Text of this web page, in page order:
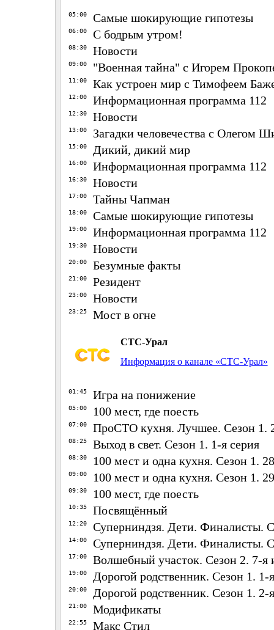
05:00 Самые шокирующие гипотезы
06:00 С бодрым утром!
08:30 Новости
09:00 "Военная тайна" с Игорем
11:00 Как устроен мир с Тимофеем
12:00 Информационная программа 112
12:30 Новости
13:00 Загадки человечества с Олегом
15:00 Дикий, дикий мир
16:00 Информационная программа 112
16:30 Новости
17:00 Тайны Чапман
18:00 Самые шокирующие гипотезы
19:00 Информационная программа 112
19:30 Новости
20:00 Безумные факты
21:00 Резидент
23:00 Новости
23:25 Мост в огне
СТС-Урал
Информация о канале «СТС-Урал»
01:45 Игра на понижение
05:00 100 мест, где поесть
07:00 ПроСТО кухня. Лучшее. Сезон 1.
08:25 Выход в свет. Сезон 1. 1-я серия
08:30 100 мест и одна кухня. Сезон 1.
09:00 100 мест и одна кухня. Сезон 1.
09:30 100 мест, где поесть
10:35 Посвящённый
12:20 Суперниндзя. Дети. Финалисты.
14:00 Суперниндзя. Дети. Финалисты.
17:00 Волшебный участок. Сезон 2. 7-я
19:00 Дорогой родственник. Сезон 1. 1-
20:00 Дорогой родственник. Сезон 1. 2-
21:00 Модификаты
22:55 Макс Стил